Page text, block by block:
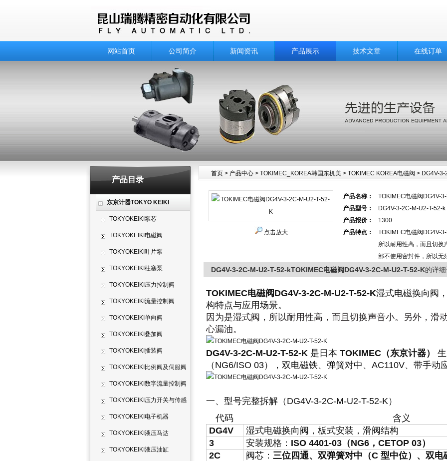
网站首页 公司简介 新闻资讯 产品展示 技术文章 在线订单
产品目录
东京计器TOKYO KEIKI
TOKYOKEIKI泵芯
TOKYOKEIKI电磁阀
TOKYOKEIKI叶片泵
TOKYOKEIKI柱塞泵
TOKYOKEIKI压力控制阀
TOKYOKEIKI流量控制阀
TOKYOKEIKI单向阀
TOKYOKEIKI叠加阀
TOKYOKEIKI插装阀
TOKYOKEIKI比例阀及伺服阀
TOKYOKEIKI数字流量控制阀
TOKYOKEIKI压力开关与传感
器 TOKYOKEIKI电子机器
TOKYOKEIKI液压马达
TOKYOKEIKI液压油缸
首页 > 产品中心 > TOKIMEC_KOREA韩国东机美 > TOKIMEC KOREA电磁阀 > DG4V-3-
产品中心
点击放大
产品名称：
TOKIMEC电磁阀DG4V-
产品型号：
DG4V-3-2C-M-U2-T-52-k
产品报价：
1300
产品特点：
TOKIMEC电磁阀DG4V-
所以耐用性高，而且切换
部不使用密封件，所以无
DG4V-3-2C-M-U2-T-52-kTOKIMEC电磁阀DG4V-3-2C-M-U2-T-52-K的详细
TOKIMEC电磁阀DG4V-3-2C-M-U2-T-52-K湿式电磁换向阀
构特点与应用场景。
因为是湿式阀，所以耐用性高，而且切换声音小。另外，滑
心漏油。
DG4V-3-2C-M-U2-T-52-K 是日本 TOKIMEC（东京计器）
（NG6/ISO 03），双电磁铁、弹簧对中、AC110V、带手动
一、型号完整拆解（DG4V-3-2C-M-U2-T-52-K）
代码
含义
DG4V
湿式电磁换向阀，板式安装，滑阀结构
3
安装规格： ISO 4401-03（NG6，CETOP 03）
2C
阀芯： 三位四通、双弹簧对中（C 型中位）、双电